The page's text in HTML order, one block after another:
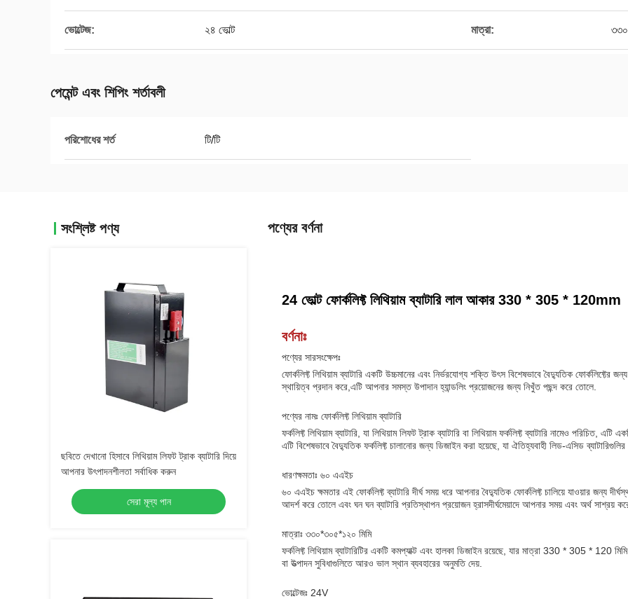
ভোল্টেজ: ২৪ ভোল্ট মাত্রা:
পেমেন্ট এবং শিপিং শর্তাবলী
পরিশোধের শর্ত টি/টি
সংশ্লিষ্ট পণ্য
ছবিতে দেখানো হিসাবে লিথিয়াম লিফট ট্রাক ব্যাটারি দিয়ে
আপনার উৎপাদনশীলতা সর্বাধিক করুন
সেরা মূল্য পান
পণ্যের বর্ণনা
24 ভোল্ট ফোর্কলিফ্ট লিথিয়াম ব্যাটারি লাল আকার 330 * 305 * 120mm
বর্ণনাঃ
পণ্যের সারসংক্ষেপঃ
ফোর্কলিফ্ট লিথিয়াম ব্যাটারি একটি উচ্চমানের এবং নির্ভরযোগ্য শক্তি উৎস বিশেষভাবে বৈদ্যুতিক ফোর্কলিফ্টের
স্থায়িত্ব প্রদান করে,এটি আপনার সমস্ত উপাদান হ্যান্ডলিং প্রয়োজনের জন্য নিখুঁত পছন্দ করে তোলে.
পণ্যের নামঃ ফোর্কলিফ্ট লিথিয়াম ব্যাটারি
ফর্কলিফ্ট লিথিয়াম ব্যাটারি, যা লিথিয়াম লিফট ট্রাক ব্যাটারি বা লিথিয়াম ফর্কলিফ্ট ব্যাটারি নামেও পরিচিত,
এটি বিশেষভাবে বৈদ্যুতিক ফর্কলিফ্ট চালানোর জন্য ডিজাইন করা হয়েছে, যা ঐতিহ্যবাহী লিড-এসিড
ধারণক্ষমতাঃ ৬০ এএইচ
৬০ এএইচ ক্ষমতার এই ফোর্কলিফ্ট ব্যাটারি দীর্ঘ সময় ধরে আপনার বৈদ্যুতিক ফোর্কলিফ্ট চালিয়ে যাওয়ার জন্য
আদর্শ করে তোলে এবং ঘন ঘন ব্যাটারি প্রতিস্থাপন প্রয়োজন হ্রাসদীর্ঘমেয়াদে আপনার সময় এবং অর্থ সাশ্রয়
মাত্রাঃ ৩৩০*৩০৫*১২০ মিমি
ফর্কলিফ্ট লিথিয়াম ব্যাটারিটির একটি কমপ্যাক্ট এবং হালকা ডিজাইন রয়েছে, যার মাত্রা 330 * 305 * 120
বা উত্পাদন সুবিধাগুলিতে আরও ভাল স্থান ব্যবহারের অনুমতি দেয়.
ভোল্টেজঃ 24V